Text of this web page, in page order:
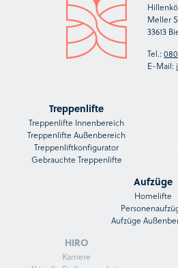
Meller
33613
Tel.:
E-Mail:
Treppenlifte
Treppenlifte Innenbereich
Treppenlifte Außenbereich
Treppenliftkonfigurator
Gebrauchte Treppenlifte
Aufzüge
Homelifte
Aufzüge
HIRO
Karriere